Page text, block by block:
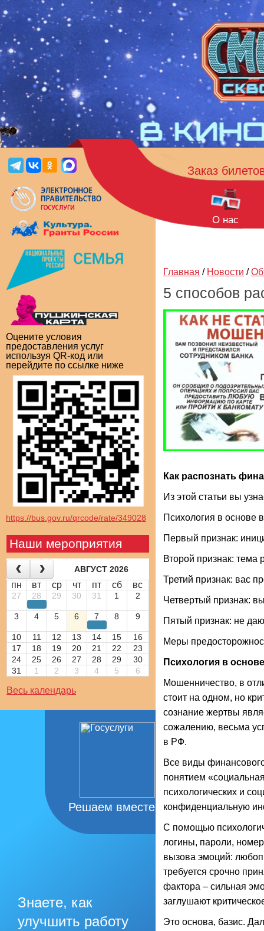
Оцените условия
предоставления услуг
используя QR-код или
перейдите по ссылке ниже
https://bus.gov.ru/qrcode/rate/349028
Наши мероприятия
АВГУСТ 2026
пн вт ср чт пт сб вс
27 28 29 30 31 1 2
3 4 5 6 7 8 9
10 11 12 13 14 15
16
17
18 19 20 21 22
23
24
25 26 27 28 29
30
31
1 2 3 4 5 6
Весь календарь
Решаем вместе
Знаете, как
улучшить работу
Заказ
О нас
Главная / Новости /
5 способов
Как распознать
Из этой статьи вы
Психология в основе
Первый признак:
Второй признак: тема
Третий признак: вас
Четвертый признак:
Пятый признак: не
Меры
Психология в
Мошенничество, в
стоит на одном, но
сознание жертвы
сожалению, весьма
в РФ.
Все виды
понятием
психологических и
конфиденциальную
С помощью
логины, пароли,
вызова эмоций:
требуется срочно
фактора – сильная
заглушают
Это основа, базис.